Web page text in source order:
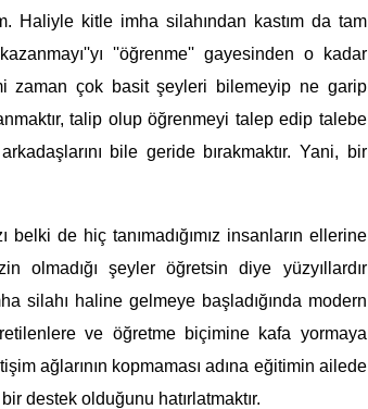
Haliyle kitle imha silahından kastım da tam
''öğrenme'' gayesinden o kadar
zaman çok basit şeyleri bilemeyip ne garip
talip olup öğrenmeyi talep edip talebe
bile geride bırakmaktır. Yani, bir
belki de hiç tanımadığımız insanların ellerine
olmadığı şeyler öğretsin diye yüzyıllardır
silahı haline gelmeye başladığında modern
ve öğretme biçimine kafa yormaya
ağlarının kopmaması adına eğitimin ailede
destek olduğunu hatırlatmaktır.